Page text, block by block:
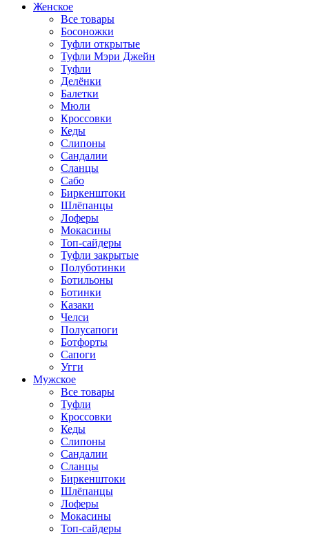
Женское
Все товары
Босоножки
Туфли открытые
Туфли Мэри Джейн
Туфли
Делёнки
Балетки
Мюли
Кроссовки
Кеды
Слипоны
Сандалии
Сланцы
Сабо
Биркенштоки
Шлёпанцы
Лоферы
Мокасины
Топ-сайдеры
Туфли закрытые
Полуботинки
Ботильоны
Ботинки
Казаки
Челси
Полусапоги
Ботфорты
Сапоги
Угги
Мужское
Все товары
Туфли
Кроссовки
Кеды
Слипоны
Сандалии
Сланцы
Биркенштоки
Шлёпанцы
Лоферы
Мокасины
Топ-сайдеры